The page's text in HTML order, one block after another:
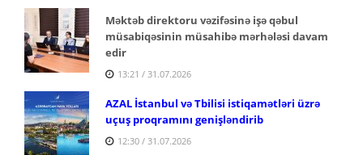
Məktəb direktoru vəzifəsinə işə qəbul
müsabiqəsinin müsahibə mərhələsi davam
edir
13:21 / 31.07.2026
AZAL İstanbul və Tbilisi istiqamətləri üzrə
uçuş proqramını genişləndirib
12:30 / 31.07.2026